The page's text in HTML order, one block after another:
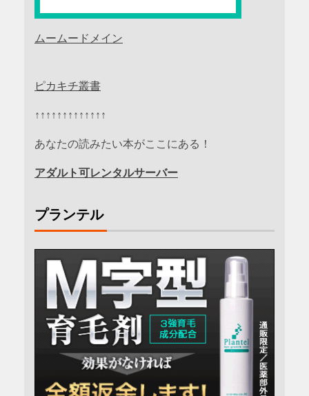
ムームードメイン
ピカキチ叢書
↑↑↑↑↑↑↑↑↑↑↑↑↑
あなたの読みたい本がここにある！
アダルト可レンタルサーバー
プランテル